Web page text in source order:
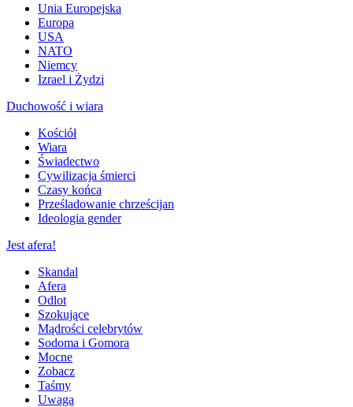
Unia Europejska
Europa
USA
NATO
Niemcy
Izrael i Żydzi
Duchowość i wiara
Kościół
Wiara
Świadectwo
Cywilizacja śmierci
Czasy końca
Prześladowanie chrześcijan
Ideologia gender
Jest afera!
Skandal
Afera
Odlot
Szokujące
Mądrości celebrytów
Sodoma i Gomora
Mocne
Zobacz
Taśmy
Uwaga